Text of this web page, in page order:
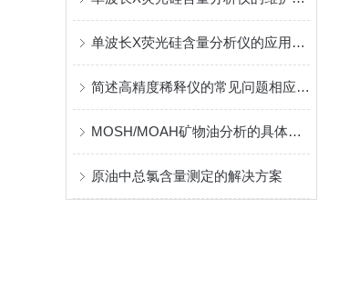
单波长X荧光硅含量分析仪的应用领域有哪些？
简述高精度稀释仪的常见问题相应解决方法
MOSH/MOAH矿物油分析的具体步骤
原油中总氯含量测定的解决方案